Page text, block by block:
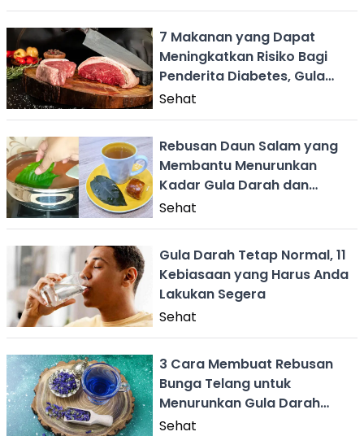
7 Makanan yang Dapat
Meningkatkan Risiko Bagi
Penderita Diabetes, Gula
Darah Naik!
Sehat
Rebusan Daun Salam yang
Membantu Menurunkan
Kadar Gula Darah dan
Kolesterol
Sehat
Gula Darah Tetap Normal, 11
Kebiasaan yang Harus Anda
Lakukan Segera
Sehat
3 Cara Membuat Rebusan
Bunga Telang untuk
Menurunkan Gula Darah
Tinggi
Sehat